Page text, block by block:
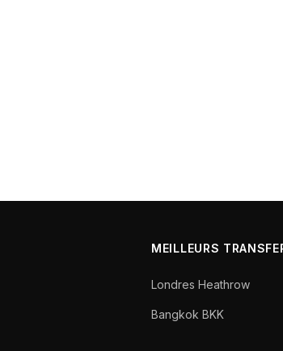
MEILLEURS
Londres Heathrow
Bangkok BKK